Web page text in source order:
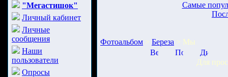
"Мегастишок"
Личный кабинет
Личные
сообщения
Наши
пользователи
Опросы
Самые
Фотоальбом > Береза > Мы
Для